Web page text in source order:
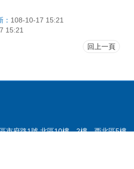
108-10-17 15:21
15:21
回上一頁
市府路1號 北區10樓、2樓、西北區5樓